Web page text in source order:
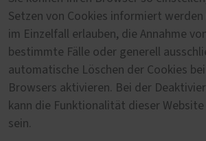
Setzen von Cookies informiert werden
im Einzelfall erlauben, die Annahme
bestimmte Fälle oder generell
automatische Löschen der Cookies
Browsers aktivieren. Bei der
kann die Funktionalität dieser
sein.